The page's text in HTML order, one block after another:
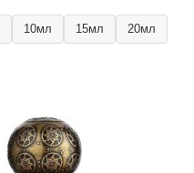
10мл 15мл 20мл